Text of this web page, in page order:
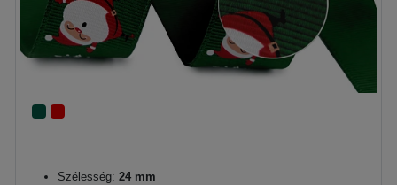
Szélesség: 24 mm